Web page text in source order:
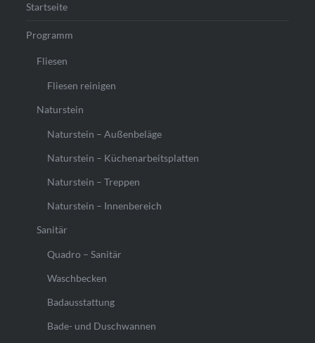
Startseite
Programm
Fliesen
Fliesen reinigen
Naturstein
Naturstein – Außenbeläge
Naturstein – Küchenarbeitsplatten
Naturstein – Treppen
Naturstein – Innenbereich
Sanitär
Quadro – Sanitär
Waschbecken
Badausstattung
Bade- und Duschwannen